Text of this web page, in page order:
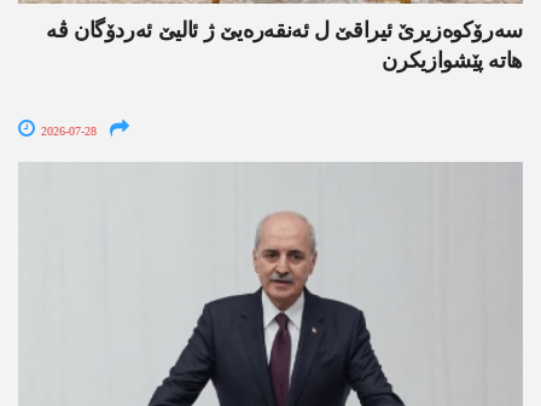
سەرۆکوەزیرێ ئیراقێ ل ئەنقەرەیێ ژ ئالیێ ئەردۆگان ڤە
ھاتە پێشوازیکرن
2026-07-28